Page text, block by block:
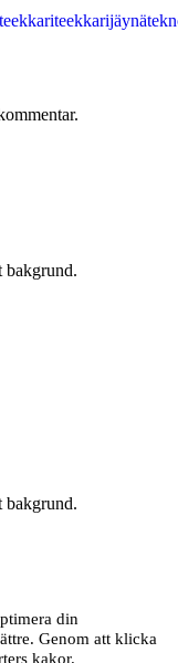
teekkariteekkarijäynä
din
Genom att klicka
kakor.